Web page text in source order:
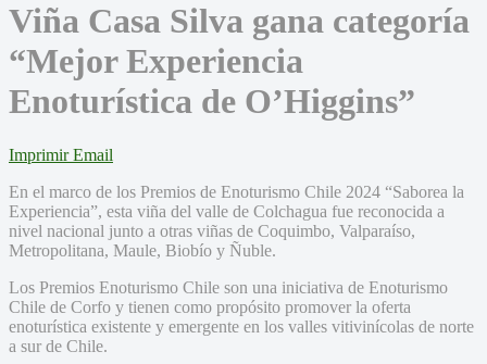
Viña Casa Silva gana categoría
“Mejor Experiencia
Enoturística de O’Higgins”
Imprimir Email
En el marco de los Premios de Enoturismo Chile 2024 “Saborea la
Experiencia”, esta viña del valle de Colchagua fue reconocida a
nivel nacional junto a otras viñas de Coquimbo, Valparaíso,
Metropolitana, Maule, Biobío y Ñuble.
Los Premios Enoturismo Chile son una iniciativa de Enoturismo
Chile de Corfo y tienen como propósito promover la oferta
enoturística existente y emergente en los valles vitivinícolas de norte
a sur de Chile.